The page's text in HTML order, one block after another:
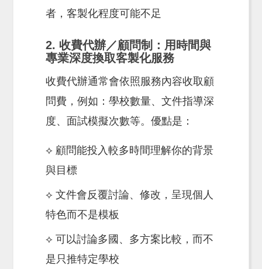
者，客製化程度可能不足
2. 收費代辦／顧問制：用時間與
專業深度換取客製化服務
收費代辦通常會依照服務內容收取顧
問費，例如：學校數量、文件指導深
度、面試模擬次數等。優點是：
⟡ 顧問能投入較多時間理解你的背景
與目標
⟡ 文件會反覆討論、修改，呈現個人
特色而不是模板
⟡ 可以討論多國、多方案比較，而不
是只推特定學校